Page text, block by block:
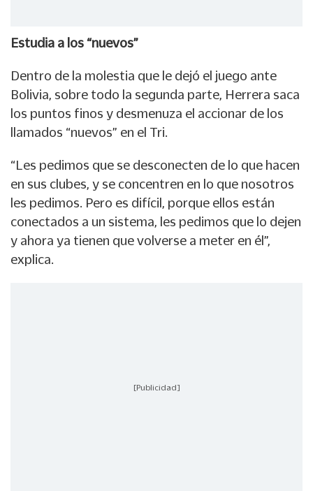
Estudia a los “nuevos”
Dentro de la molestia que le dejó el juego ante
Bolivia, sobre todo la segunda parte, Herrera saca
los puntos finos y desmenuza el accionar de los
llamados “nuevos” en el Tri.
“Les pedimos que se desconecten de lo que hacen
en sus clubes, y se concentren en lo que nosotros
les pedimos. Pero es difícil, porque ellos están
conectados a un sistema, les pedimos que lo dejen
y ahora ya tienen que volverse a meter en él”,
explica.
[Publicidad]